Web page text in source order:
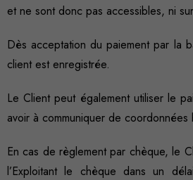
et ne sont donc pas accessibles, ni
Dès acceptation du paiement par la
client est enregistrée.
Le Client peut également utiliser le
avoir à communiquer de coordonnées
En cas de règlement par chèque, le
l’Exploitant le chèque dans un